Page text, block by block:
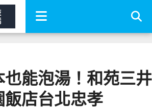
也能泡湯！和苑三井
飯店台北忠孝